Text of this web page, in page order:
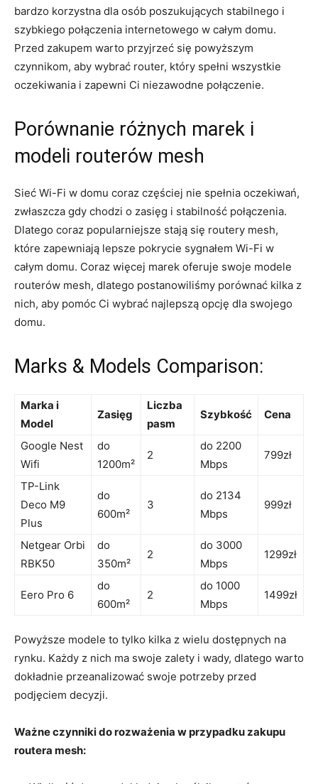
bardzo korzystna dla osób poszukujących stabilnego i
szybkiego połączenia internetowego w całym domu.
Przed zakupem warto przyjrzeć się powyższym
czynnikom, aby wybrać router, który spełni wszystkie
oczekiwania i zapewni Ci niezawodne połączenie.
Porównanie różnych marek i
modeli routerów mesh
Sieć Wi-Fi w domu coraz częściej nie spełnia oczekiwań,
zwłaszcza gdy chodzi o zasięg i stabilność połączenia.
Dlatego coraz popularniejsze stają się routery mesh,
które zapewniają lepsze pokrycie sygnałem Wi-Fi w
całym domu. Coraz więcej marek oferuje swoje modele
routerów mesh, dlatego postanowiliśmy porównać kilka z
nich, aby pomóc Ci wybrać najlepszą opcję dla swojego
domu.
Marks & Models Comparison:
Marka i
Model
Zasięg
Liczba
pasm
Szybkość Cena
Google Nest
Wifi
do
1200m²
2
do 2200
Mbps
799zł
TP-Link
Deco M9
Plus
do
600m²
3
do 2134
Mbps
999zł
Netgear Orbi
RBK50
do
350m²
2
do 3000
Mbps
1299zł
Eero Pro 6
do
600m²
2
do 1000
Mbps
1499zł
Powyższe modele to tylko kilka z wielu dostępnych na
rynku. Każdy z nich ma swoje zalety i wady, dlatego warto
dokładnie przeanalizować swoje potrzeby przed
podjęciem decyzji.
Ważne czynniki do rozważenia w przypadku zakupu
routera mesh: